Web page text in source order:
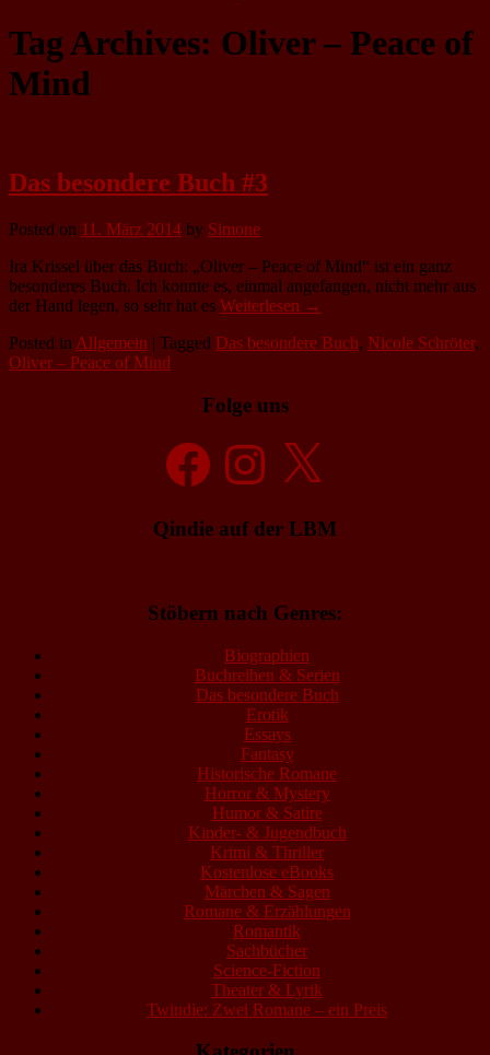
Tag Archives: Oliver – Peace of
Mind
Das besondere Buch #3
Posted on 11. März 2014 by Simone
Ira Krissel über das Buch: „Oliver – Peace of Mind“ ist ein ganz
besonderes Buch. Ich konnte es, einmal angefangen, nicht mehr aus
der Hand legen, so sehr hat es Weiterlesen →
Posted in Allgemein | Tagged Das besondere Buch, Nicole Schröter,
Oliver – Peace of Mind
Folge uns
FacebookInstagramX
Qindie auf der LBM
Stöbern nach Genres:
Biographien
Buchreihen & Serien
Das besondere Buch
Erotik
Essays
Fantasy
Historische Romane
Horror & Mystery
Humor & Satire
Kinder- & Jugendbuch
Krimi & Thriller
Kostenlose eBooks
Märchen & Sagen
Romane & Erzählungen
Romantik
Sachbücher
Science-Fiction
Theater & Lyrik
Twindie: Zwei Romane – ein Preis